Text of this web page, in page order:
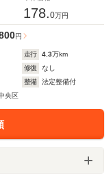
178.0万円
円
走行 4.3万km
修復
なし
整備
法定整備付
央区